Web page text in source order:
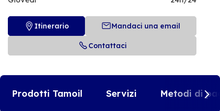
Itinerario Mandaci una email
Contattaci
Prodotti Tamoil Servizi Metodi di